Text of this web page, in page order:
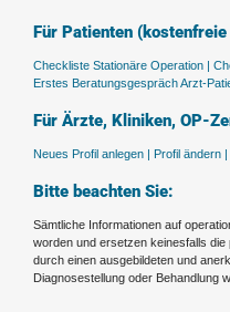
Für Patienten (kostenfreie
Checkliste Stationäre Operation |
Erstes Beratungsgespräch Arzt-
Für Ärzte, Kliniken, OP-
Neues Profil anlegen | Profil ändern |
Bitte beachten Sie:
Sämtliche Informationen auf
worden und ersetzen keinesfalls
durch einen ausgebildeten und
Diagnosestellung oder Behandlung